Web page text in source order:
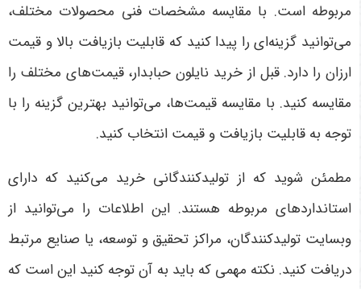
مربوطه است. با مقایسه مشخصات فنی محصولات مختلف،
می‌توانید گزینه‌ای را پیدا کنید که قابلیت بازیافت بالا و قیمت
ارزان را دارد. قبل از خرید نایلون حبابدار، قیمت‌های مختلف را
مقایسه کنید. با مقایسه قیمت‌ها، می‌توانید بهترین گزینه را با
توجه به قابلیت بازیافت و قیمت انتخاب کنید.
مطمئن شوید که از تولیدکنندگانی خرید می‌کنید که دارای
استانداردهای مربوطه هستند. این اطلاعات را می‌توانید از
وبسایت تولیدکنندگان، مراکز تحقیق و توسعه، یا صنایع مرتبط
دریافت کنید. نکته مهمی که باید به آن توجه کنید این است که